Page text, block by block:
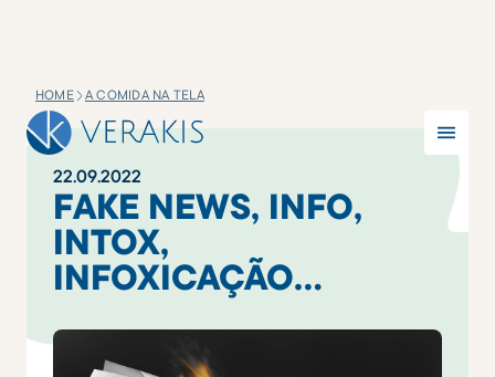
HOME A COMIDA NA TELA
22.09.2022
FAKE NEWS, INFO,
INTOX,
INFOXICAÇÃO…